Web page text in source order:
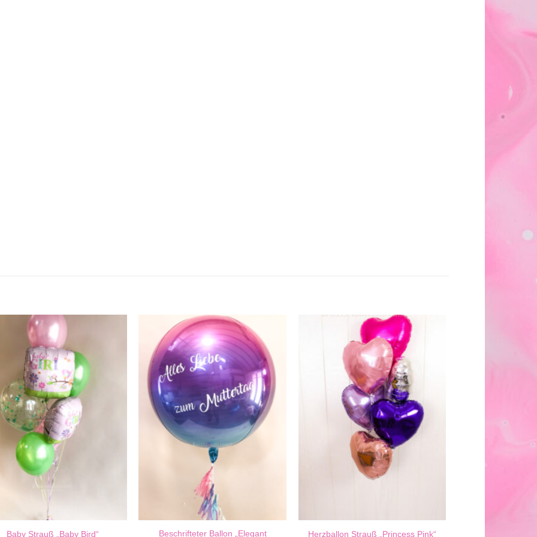
Baby Strauß „Baby Bird“ Beschrifteter Ballon „Elegant Herzballon Strauß „Princess Pink“